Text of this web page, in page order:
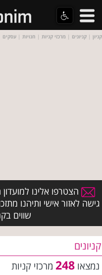
קניון | קניונים | מרכזי קניות | חנויות | עסקים
הצטרפו אלינו
גישה לאזור אישי ותיהנו
שווים
קניונים
נמצאו 248 מרכזי קניות